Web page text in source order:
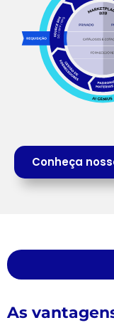
Conheça
As